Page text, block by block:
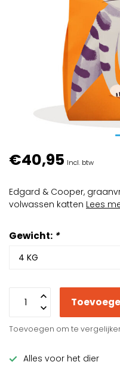
€40,95 Incl. btw
Edgard & Cooper,
volwassen katten Lees
Gewicht: *
Toevoegen om te
Alles voor het dier